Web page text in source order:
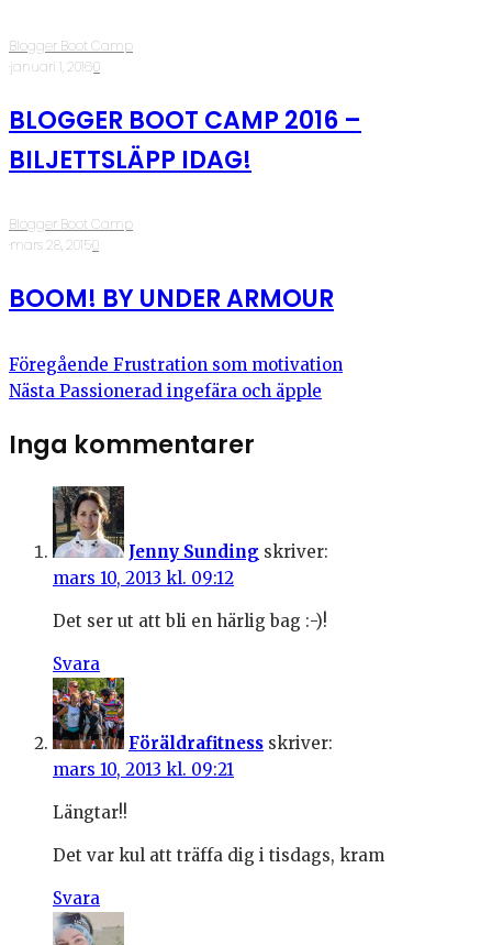
Blogger Boot Camp
·januari 1, 2016·0
BLOGGER BOOT CAMP 2016 –
BILJETTSLÄPP IDAG!
Blogger Boot Camp
·mars 28, 2015·0
BOOM! BY UNDER ARMOUR
Föregående Frustration som motivation
Nästa Passionerad ingefära och äpple
Inga kommentarer
Jenny Sunding skriver:
mars 10, 2013 kl. 09:12
Det ser ut att bli en härlig bag :-)!
Svara
Föräldrafitness skriver:
mars 10, 2013 kl. 09:21
Längtar!!
Det var kul att träffa dig i tisdags, kram
Svara